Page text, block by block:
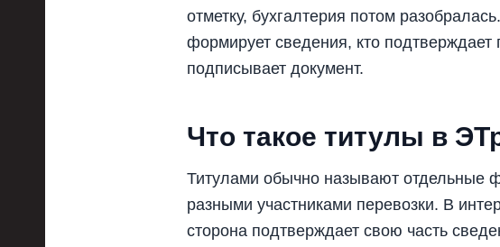
отметку, бухгалтерия потом
формирует сведения, кто подтверждает
подписывает документ.
Что такое титулы в
Титулами обычно называют отдельные
разными участниками перевозки. В
сторона подтверждает свою часть